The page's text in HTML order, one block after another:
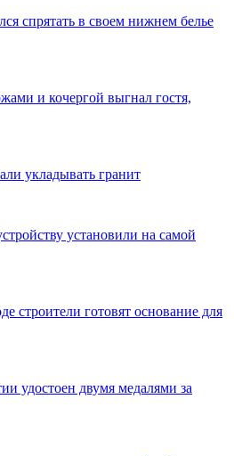
спрятать в своем нижнем белье
и кочергой выгнал гостя,
укладывать гранит
установили на самой
строители готовят основание для
удостоен двумя медалями за